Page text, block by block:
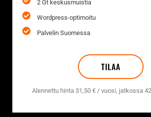
2 Gt keskusmuistia
Wordpress-optimoitu
Palvelin Suomessa
TILAA
Alennettu hinta 31,50 € / vuosi, jatkossa